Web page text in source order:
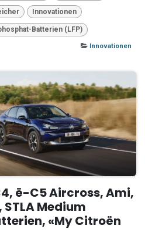
Innovationen
Batterien (LFP)
Innovationen
ë-C5 Aircross, Ami,
STLA Medium
«My Citroën